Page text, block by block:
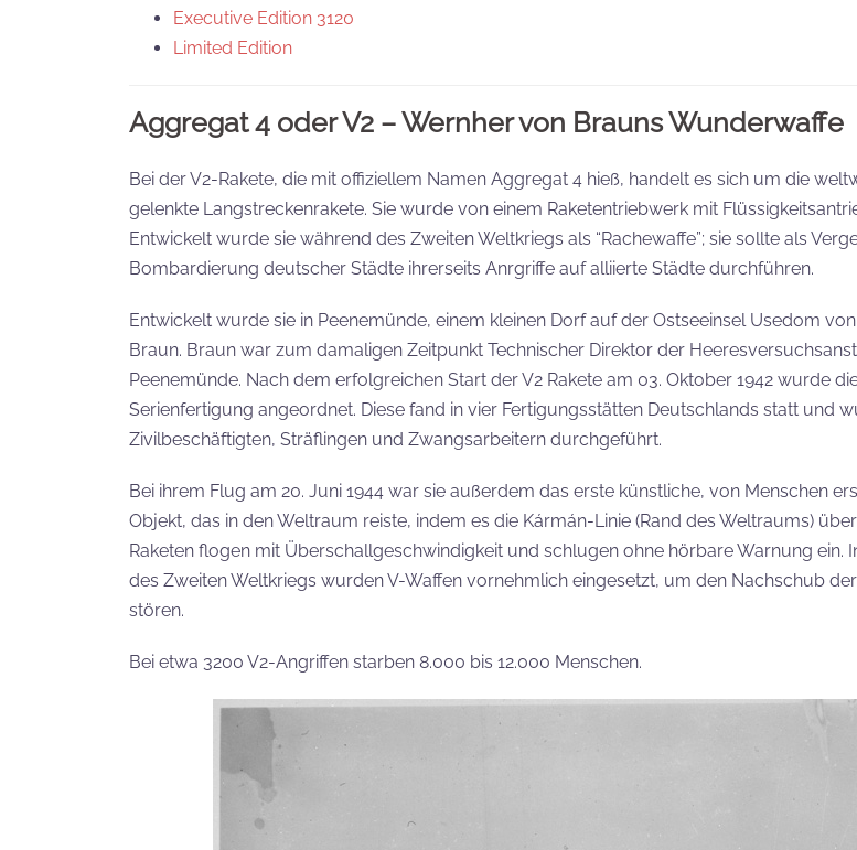
Executive Edition 3120
Limited Edition
Aggregat 4 oder V2 – Wernher von Brauns Wunderwaffe
Bei der V2-Rakete, die mit offiziellem Namen Aggregat 4 hieß, handelt es sich um die
gelenkte Langstreckenrakete. Sie wurde von einem Raketentriebwerk mit
Entwickelt wurde sie während des Zweiten Weltkriegs als “Rachewaffe”; sie sollte als
Bombardierung deutscher Städte ihrerseits Anrgriffe auf alliierte Städte durchführen.
Entwickelt wurde sie in Peenemünde, einem kleinen Dorf auf der Ostseeinsel Usedom
Braun. Braun war zum damaligen Zeitpunkt Technischer Direktor der
Peenemünde. Nach dem erfolgreichen Start der V2 Rakete am 03. Oktober 1942 wurde
Serienfertigung angeordnet. Diese fand in vier Fertigungsstätten Deutschlands statt und
Zivilbeschäftigten, Sträflingen und Zwangsarbeitern durchgeführt.
Bei ihrem Flug am 20. Juni 1944 war sie außerdem das erste künstliche, von Menschen
Objekt, das in den Weltraum reiste, indem es die Kármán-Linie (Rand des Weltraums)
Raketen flogen mit Überschallgeschwindigkeit und schlugen ohne hörbare Warnung ein.
des Zweiten Weltkriegs wurden V-Waffen vornehmlich eingesetzt, um den Nachschub
stören.
Bei etwa 3200 V2-Angriffen starben 8.000 bis 12.000 Menschen.